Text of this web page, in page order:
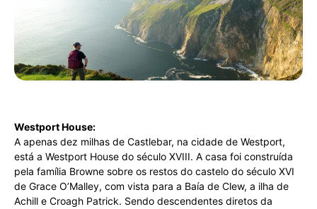
Westport House:
A apenas dez milhas de Castlebar, na cidade de Westport,
está a Westport House do século XVIII. A casa foi construída
pela família Browne sobre os restos do castelo do século XVI
de Grace O’Malley, com vista para a Baía de Clew, a ilha de
Achill e Croagh Patrick. Sendo descendentes diretos da